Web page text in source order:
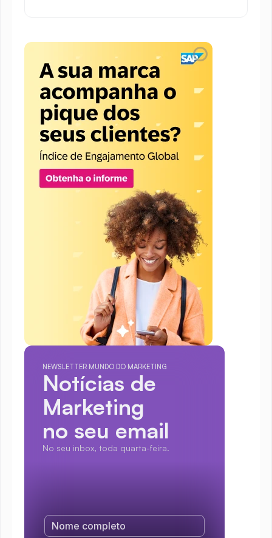
NEWSLETTER MUNDO DO MARKETING
Notícias de
Marketing
no seu email
No seu inbox, toda quarta-feira.